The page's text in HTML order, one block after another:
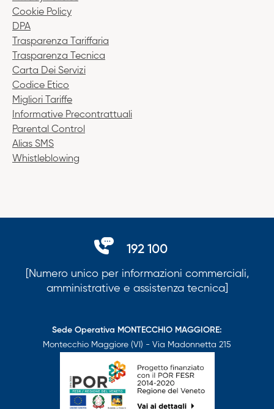
Cookie Policy
DPA
Trasparenza Tariffaria
Trasparenza Tecnica
Carta Dei Servizi
Codice Etico
Migliori Tariffe
Informative Precontrattuali
Parental Control
Alias SMS
Whistleblowing
192 100
[Numero unico per informazioni commerciali,
amministrative e assistenza tecnica]
Sede Operativa MONTECCHIO MAGGIORE:
Montecchio Maggiore (VI) - Via Madonnetta 215